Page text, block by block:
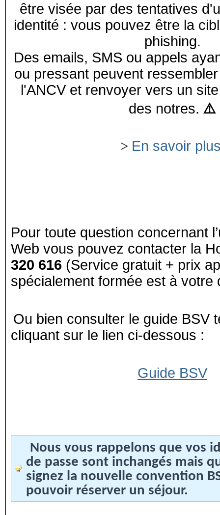
être visée par des tentatives
identité : vous pouvez être la
phishing.
Des emails, SMS ou appels
ou pressant peuvent
l'ANCV et renvoyer vers un
des notres. ⚠️
> En savoir
Pour toute question concernant
Web vous pouvez contacter la
320 616 (Service gratuit + prix
spécialement formée est à votre
Ou bien consulter le guide BSV
cliquant sur le lien ci-dessous :
Guide BSV
Nous vous rappelons que vos
de passe sont inchangés mais
signez la nouvelle convention
pouvoir réserver un séjour.